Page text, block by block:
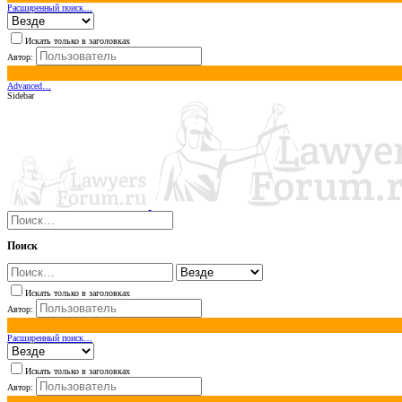
Расширенный поиск…
Искать только в заголовках
Автор:
Advanced…
Sidebar
Поиск
Искать только в заголовках
Автор:
Расширенный поиск…
Искать только в заголовках
Автор: